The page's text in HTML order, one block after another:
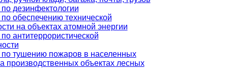
дезинфектологии
обеспечению технической
на объектах атомной энергии
антитеррористической
тушению пожаров в населенных
производственных объектах лесных